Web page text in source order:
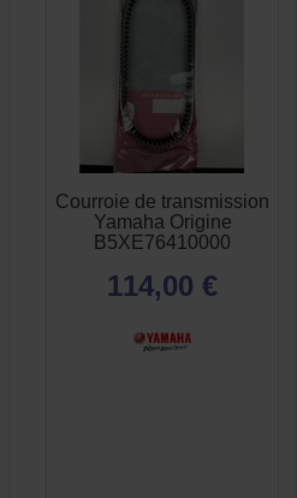
Courroie de transmission
Yamaha Origine
B5XE76410000
114,00 €
 APERÇU
RAPIDE